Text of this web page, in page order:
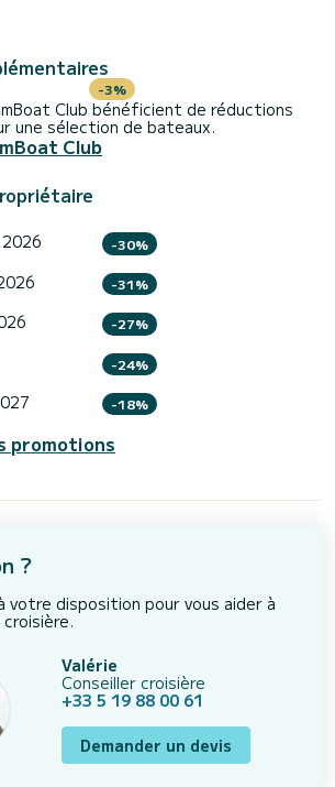
-3%
Club bénéficient de réductions
une sélection de bateaux.
Club
-30%
-31%
-27%
-24%
-18%
promotions
?
votre disposition pour vous aider à
Valérie
Conseiller croisière
+33 5 19 88 00 61
Demander un devis